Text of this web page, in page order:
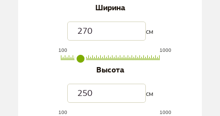
Ширина
см
100 1000
Высота
см
100 1000